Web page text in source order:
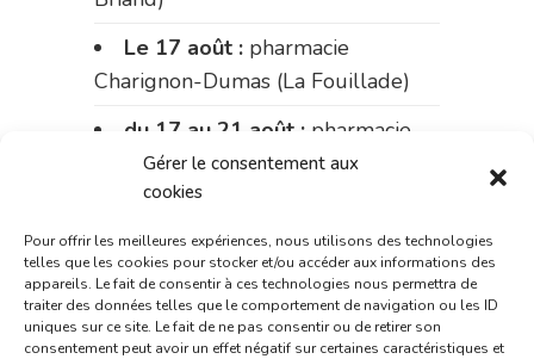
Gérer le consentement aux
cookies
Pour offrir les meilleures expériences, nous utilisons des technologies
telles que les cookies pour stocker et/ou accéder aux informations des
appareils. Le fait de consentir à ces technologies nous permettra de
traiter des données telles que le comportement de navigation ou les ID
uniques sur ce site. Le fait de ne pas consentir ou de retirer son
consentement peut avoir un effet négatif sur certaines caractéristiques et
Le 17 août : pharmacie
Charignon-Dumas (La Fouillade)
du 17 au 21 août : pharmacie
Palobart (Laguépie)
Dupont (place de la République)
du 28 au 31 août :pharmacie
Bonnemaire (rue Saint-Jacques)